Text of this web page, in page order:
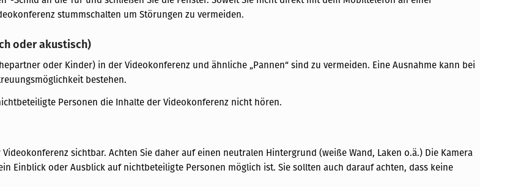
stummschalten um Störungen zu vermeiden.
oder akustisch)
oder Kinder) in der Videokonferenz und ähnliche „Pannen“ sind zu vermeiden. Eine Ausnahme kann bei
bestehen.
Personen die Inhalte der Videokonferenz nicht hören.
sichtbar. Achten Sie daher auf einen neutralen Hintergrund (weiße Wand, Laken o.ä.) Die Kamera
Einblick oder Ausblick auf nichtbeteiligte Personen möglich ist. Sie sollten auch darauf achten, dass keine